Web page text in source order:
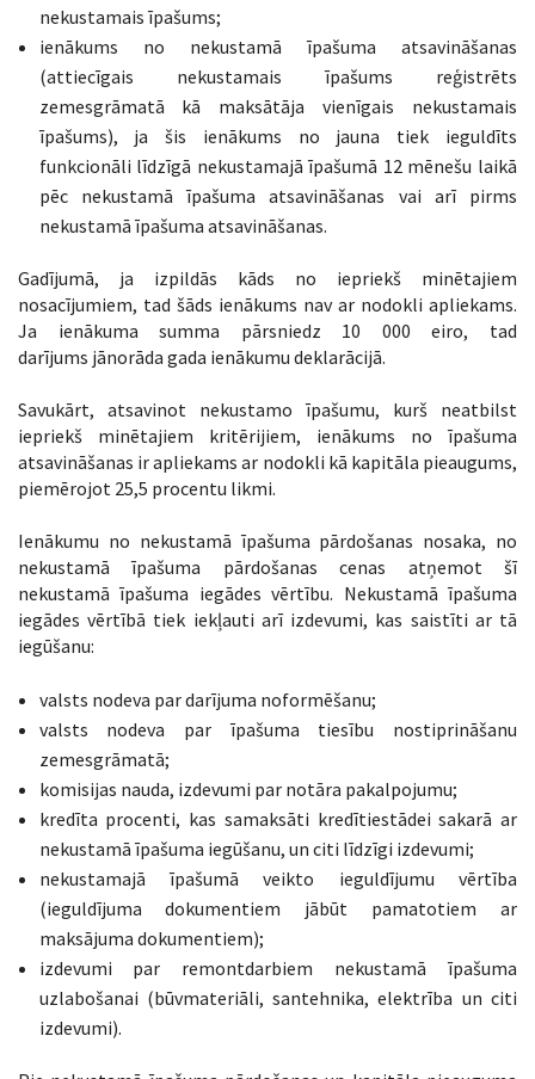
nekustamais īpašums;
ienākums no nekustamā īpašuma atsavināšanas
(attiecīgais nekustamais īpašums reģistrēts
zemesgrāmatā kā maksātāja vienīgais nekustamais
īpašums), ja šis ienākums no jauna tiek ieguldīts
funkcionāli līdzīgā nekustamajā īpašumā 12 mēnešu laikā
pēc nekustamā īpašuma atsavināšanas vai arī pirms
nekustamā īpašuma atsavināšanas.
Gadījumā, ja izpildās kāds no iepriekš minētajiem
nosacījumiem, tad šāds ienākums nav ar nodokli apliekams.
Ja ienākuma summa pārsniedz 10 000 eiro, tad
darījums jānorāda gada ienākumu deklarācijā.
Savukārt, atsavinot nekustamo īpašumu, kurš neatbilst
iepriekš minētajiem kritērijiem, ienākums no īpašuma
atsavināšanas ir apliekams ar nodokli kā kapitāla pieaugums,
piemērojot 25,5 procentu likmi.
Ienākumu no nekustamā īpašuma pārdošanas nosaka, no
nekustamā īpašuma pārdošanas cenas atņemot šī
nekustamā īpašuma iegādes vērtību. Nekustamā īpašuma
iegādes vērtībā tiek iekļauti arī izdevumi, kas saistīti ar tā
iegūšanu:
valsts nodeva par darījuma noformēšanu;
valsts nodeva par īpašuma tiesību nostiprināšanu
zemesgrāmatā;
komisijas nauda, izdevumi par notāra pakalpojumu;
kredīta procenti, kas samaksāti kredītiestādei sakarā ar
nekustamā īpašuma iegūšanu, un citi līdzīgi izdevumi;
nekustamajā īpašumā veikto ieguldījumu vērtība
(ieguldījuma dokumentiem jābūt pamatotiem ar
maksājuma dokumentiem);
izdevumi par remontdarbiem nekustamā īpašuma
uzlabošanai (būvmateriāli, santehnika, elektrība un citi
izdevumi).